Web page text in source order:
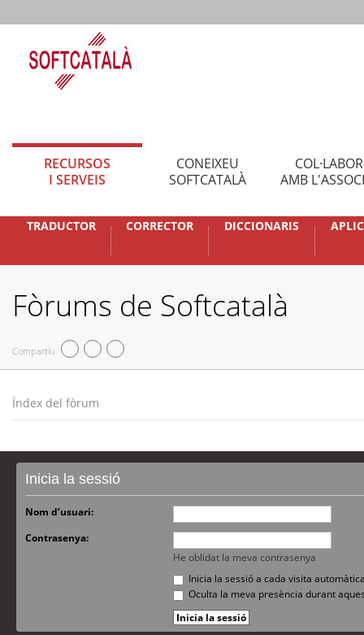
RECURSOS
I SERVEIS
CONEIXEU
SOFTCATALÀ
AMB
TRADUCTOR CORRECTOR DICCIONARIS
Fòrums de Softcatalà
Compartiu
Índex del fòrum
Inicia la sessió
Nom d’usuari:
Contrasenya:
He oblidat la meva contrasenya
Inicia la sessió a cada visita
Oculta la meva presència durant